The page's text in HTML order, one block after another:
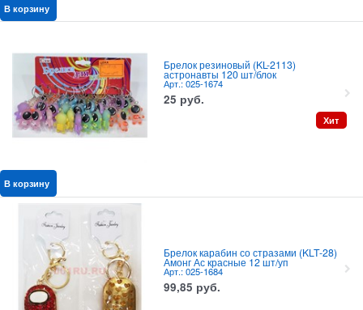
В корзину
Брелок резиновый (KL-2113)
астронавты 120 шт/блок
Арт.: 025-1674
25 руб.
Хит
В корзину
Брелок карабин со стразами (KLT-28)
Амонг Ас красные 12 шт/уп
Арт.: 025-1684
99,85 руб.